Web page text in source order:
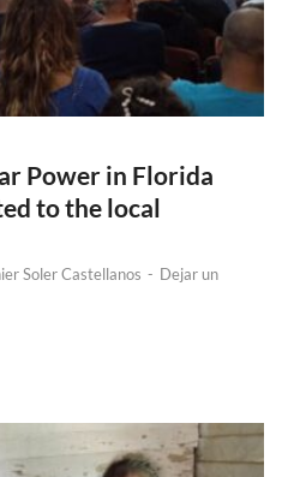
Power in Florida
to the local
Soler Castellanos - Dejar un